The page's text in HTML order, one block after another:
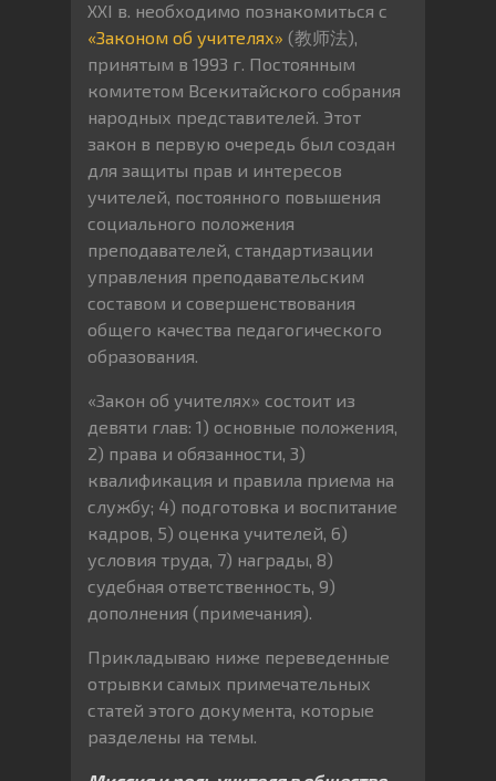
XXI в. необходимо познакомиться с
«Законом об учителях» (教师法),
принятым в 1993 г. Постоянным
комитетом Всекитайского собрания
народных представителей. Этот
закон в первую очередь был создан
для защиты прав и интересов
учителей, постоянного повышения
социального положения
преподавателей, стандартизации
управления преподавательским
составом и совершенствования
общего качества педагогического
образования.
«Закон об учителях» состоит из
девяти глав: 1) основные положения,
2) права и обязанности, 3)
квалификация и правила приема на
службу; 4) подготовка и воспитание
кадров, 5) оценка учителей, 6)
условия труда, 7) награды, 8)
судебная ответственность, 9)
дополнения (примечания).
Прикладываю ниже переведенные
отрывки самых примечательных
статей этого документа, которые
разделены на темы.